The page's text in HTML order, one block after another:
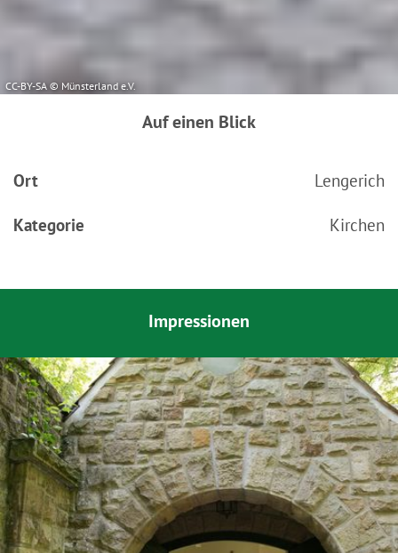
CC-BY-SA © Münsterland e.V.
Auf einen Blick
Ort Lengerich
Kategorie Kirchen
Impressionen